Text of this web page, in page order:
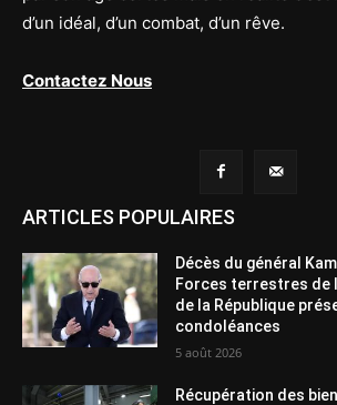
d’un idéal, d’un combat, d’un rêve.
Contactez Nous
ARTICLES POPULAIRES
Décès du général
Forces terrestres de
de la République
condoléances
5 août 2026
Récupération des